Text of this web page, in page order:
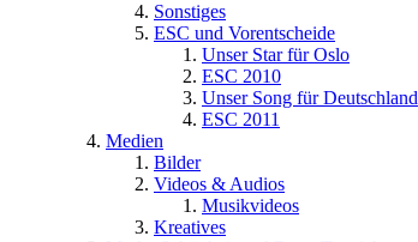
Sonstiges
ESC und Vorentscheide
Unser Star für Oslo
ESC 2010
Unser Song für Deutschland
ESC 2011
Medien
Bilder
Videos & Audios
Musikvideos
Kreatives